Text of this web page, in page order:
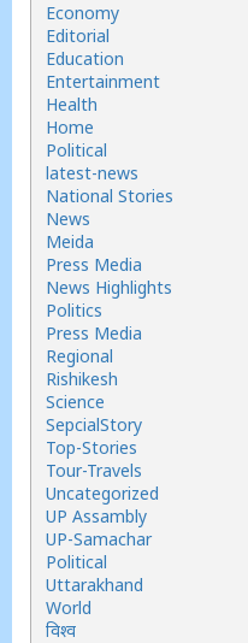
Economy
Editorial
Education
Entertainment
Health
Home
Political
latest-news
National Stories
News
Meida
Press Media
News Highlights
Politics
Press Media
Regional
Rishikesh
Science
SepcialStory
Top-Stories
Tour-Travels
Uncategorized
UP Assambly
UP-Samachar
Political
Uttarakhand
World
विश्व